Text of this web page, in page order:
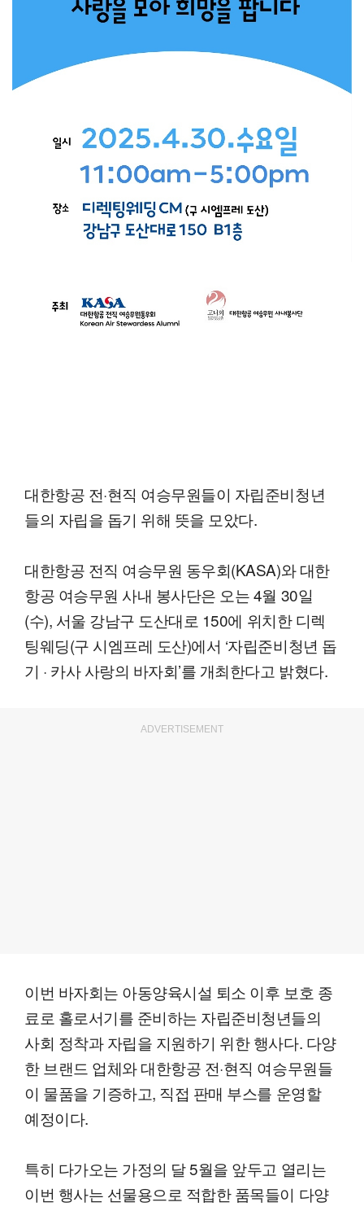
대한항공 전·현직 여승무원들이 자립준비청년
들의 자립을 돕기 위해 뜻을 모았다.
대한항공 전직 여승무원 동우회(KASA)와 대한
항공 여승무원 사내 봉사단은 오는 4월 30일
(수), 서울 강남구 도산대로 150에 위치한 디렉
팅웨딩(구 시엠프레 도산)에서 ‘자립준비청년 돕
기 · 카사 사랑의 바자회’를 개최한다고 밝혔다.
ADVERTISEMENT
이번 바자회는 아동양육시설 퇴소 이후 보호 종
료로 홀로서기를 준비하는 자립준비청년들의
사회 정착과 자립을 지원하기 위한 행사다. 다양
한 브랜드 업체와 대한항공 전·현직 여승무원들
이 물품을 기증하고, 직접 판매 부스를 운영할
예정이다.
특히 다가오는 가정의 달 5월을 앞두고 열리는
이번 행사는 선물용으로 적합한 품목들이 다양